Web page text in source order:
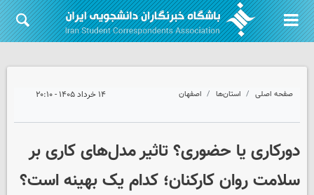
صفحه اصلی استان‌ها اصفهان ۱۴ خرداد ۱۴۰۵ - ۲۰:۱۰
دورکاری یا حضوری؟ تاثیر مدل‌های کاری بر
سلامت روان کارکنان؛ کدام یک بهینه است؟